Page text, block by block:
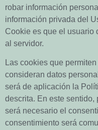
robar información
información privada del
Cookie es que el usuario
al servidor.
Las cookies que
consideran datos
será de aplicación la
descrita. En este
será necesario el
consentimiento será